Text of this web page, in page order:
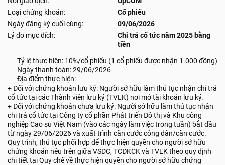
Loại chứng khoán:
Cổ phiếu
Ngày đăng ký cuối cùng:
09/06/2026
Lý do mục đích:
Chi trả cổ tức năm 2025 bằng
tiền
- Tỷ lệ thực hiện: 10%/cổ phiếu (1 cổ phiếu được nhận 1.000 đồng)
- Ngày thanh toán: 29/06/2026
- Địa điểm thực hiện:
+ Đối với chứng khoán lưu ký: Người sở hữu làm thủ tục nhận chi trả
cổ tức tại các Thành viên lưu ký (TVLK) nơi mở tài khoản lưu ký.
+ Đối với chứng khoán chưa lưu ký: Người sở hữu làm thủ tục nhận
chi trả cổ tức tại Công ty cổ phần Phát triển Đô thị và Khu công
nghiệp Cao su Việt Nam (vào các ngày làm việc trong tuần) bắt đầu
từ ngày 29/06/2026 và xuất trình căn cước công dân/căn cước.
Quy trình, thủ tục phối hợp để thực hiện quyền cho người sở hữu
chứng khoán nêu trên giữa VSDC, TCĐKCK và TVLK theo quy định
chi tiết tại Quy chế về thực hiện quyền cho người sở hữu chứng